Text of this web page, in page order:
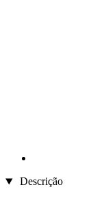
Descrição